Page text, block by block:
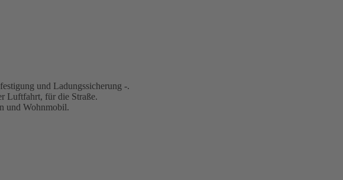
und Ladungssicherung -.
Luftfahrt, für die Straße.
und Wohnmobil.